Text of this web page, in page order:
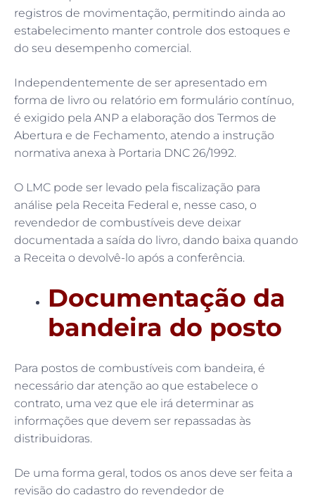
registros de movimentação, permitindo ainda ao
estabelecimento manter controle dos estoques e
do seu desempenho comercial.
Independentemente de ser apresentado em
forma de livro ou relatório em formulário contínuo,
é exigido pela ANP a elaboração dos Termos de
Abertura e de Fechamento, atendo a instrução
normativa anexa à Portaria DNC 26/1992.
O LMC pode ser levado pela fiscalização para
análise pela Receita Federal e, nesse caso, o
revendedor de combustíveis deve deixar
documentada a saída do livro, dando baixa quando
a Receita o devolvê-lo após a conferência.
Documentação da
bandeira do posto
Para postos de combustíveis com bandeira, é
necessário dar atenção ao que estabelece o
contrato, uma vez que ele irá determinar as
informações que devem ser repassadas às
distribuidoras.
De uma forma geral, todos os anos deve ser feita a
revisão do cadastro do revendedor de